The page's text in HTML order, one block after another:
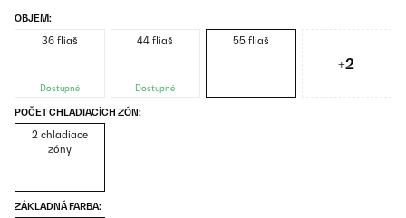
OBJEM:
36 fliaš
Dostupné
44 fliaš
Dostupné
55 fliaš
+2
POČET CHLADIACÍCH ZÓN:
2 chladiace
zóny
ZÁKLADNÁ FARBA: